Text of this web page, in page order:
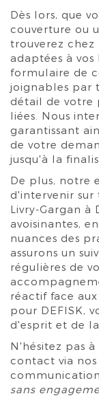
Dès lors, que
couverture ou
trouverez chez
adaptées à
formulaire de
joignables par
détail de votre
liées. Nous
garantissant
de votre
jusqu'à la
De plus, notre
d'intervenir
Livry-Gargan à
avoisinantes,
nuances des
assurons un
régulières de
réactif face
pour DEFISK,
d'esprit et de
N'hésitez pas
contact via
sans